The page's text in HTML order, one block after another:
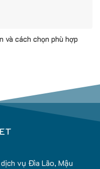
và cách chọn phù hợp
vụ Đìa Lão, Mậu